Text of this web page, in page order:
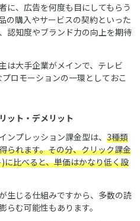
に、広告を何度も目にしてもらう
の購入やサービスの契約といった
認知度やブランド力の向上を期待
は大手企業がメインで、テレビ
ロモーションの一環としておこ
ット・デメリット
プレッション課金型は、 3種類
られます。その分、クリック課金
比べると、単価はかなり低く設
生じる仕組みですから、多数の読
む可能性もあります。